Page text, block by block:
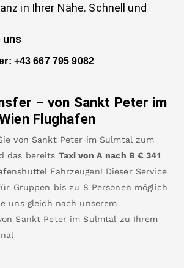
in Ihrer Nähe. Schnell und
uns
: +43 667 795 9082
– von Sankt Peter im
Flughafen
von Sankt Peter im Sulmtal zum
das bereits Taxi von A nach B €341
Fahrzeugen! Dieser Service
Gruppen bis zu 8 Personen möglich
uns gleich nach unserem
Sankt Peter im Sulmtal zu Ihrem